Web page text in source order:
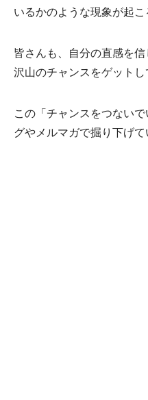
いるかのような現象が起こ
皆さんも、自分の直感を
沢山のチャンスをゲットし
この「チャンスをつない
グやメルマガで掘り下げて